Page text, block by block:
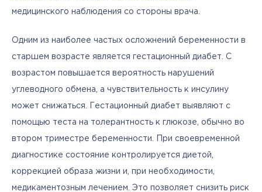
медицинского наблюдения со стороны врача.
Одним из наиболее частых осложнений беременности в
старшем возрасте является гестационный диабет. С
возрастом повышается вероятность нарушений
углеводного обмена, а чувствительность к инсулину
может снижаться. Гестационный диабет выявляют с
помощью теста на толерантность к глюкозе, обычно во
втором триместре беременности. При своевременной
диагностике состояние контролируется диетой,
коррекцией образа жизни и, при необходимости,
медикаментозным лечением. Это позволяет снизить риск